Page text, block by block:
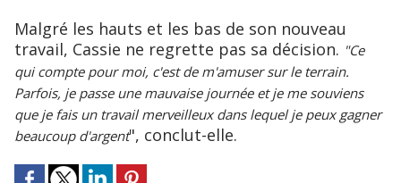
Malgré les hauts et les bas de son nouveau
travail, Cassie ne regrette pas sa décision. "Ce
qui compte pour moi, c'est de m'amuser sur le terrain.
Parfois, je passe une mauvaise journée et je me souviens
que je fais un travail merveilleux dans lequel je peux gagner
beaucoup d'argent", conclut-elle.